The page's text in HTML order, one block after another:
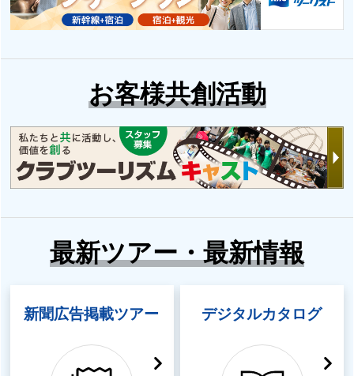
お客様共創活動
最新ツアー・最新情報
新聞広告掲載ツアー デジタルカタログ